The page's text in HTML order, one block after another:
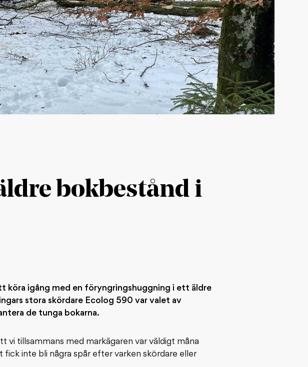
bokbestånd i
köra igång med en föryngringshuggning i ett äldre
stora skördare Ecolog 590 var valet av
de tunga bokarna.
vi tillsammans med markägaren var väldigt måna
inte bli några spår efter varken skördare eller